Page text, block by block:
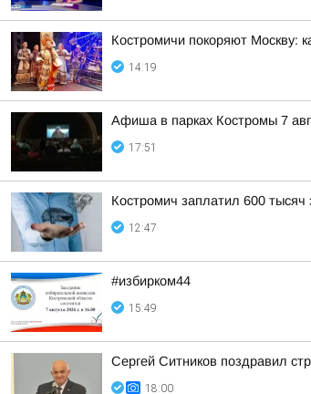
Костромичи покоряют Москву:
14:19
Афиша в парках Костромы 7
17:51
Костромич заплатил 600
12:47
#избирком44
15:49
Сергей Ситников поздравил
18:00